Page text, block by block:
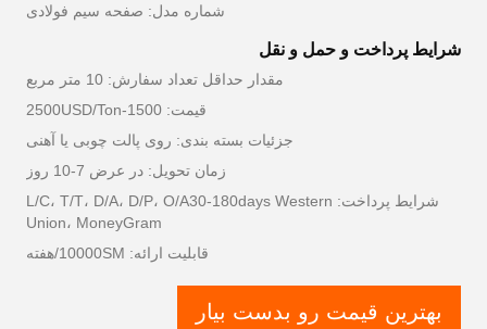
شماره مدل: صفحه سیم فولادی
شرایط پرداخت و حمل و نقل
مقدار حداقل تعداد سفارش: 10 متر مربع
قیمت: 1500-2500USD/Ton
جزئیات بسته بندی: روی پالت چوبی یا آهنی
زمان تحویل: در عرض 7-10 روز
شرایط پرداخت: L/C، T/T، D/A، D/P، O/A30-180days Western
Union، MoneyGram
قابلیت ارائه: 10000SM/هفته
بهترین قیمت رو بدست بیار